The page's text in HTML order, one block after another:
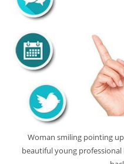
Woman smiling pointing
beautiful young